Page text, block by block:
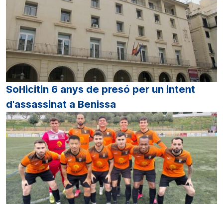
Sol·licitin 6 anys de presó per un intent
d'assassinat a Benissa